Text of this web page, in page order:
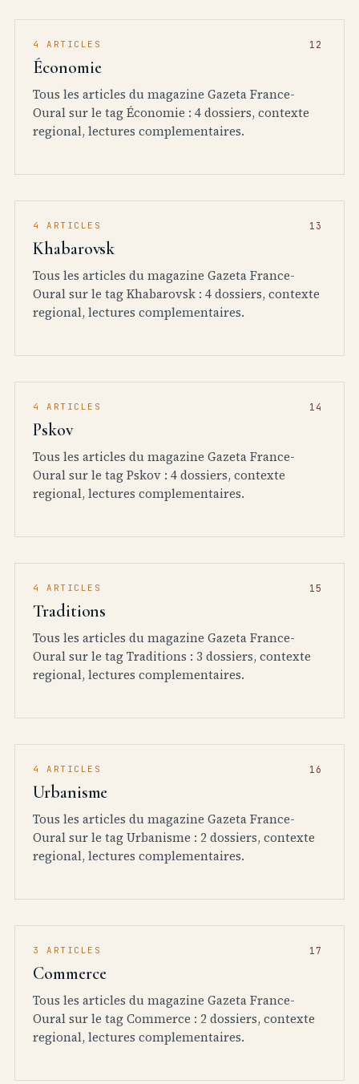
4 ARTICLES
Économie
Tous les articles du magazine Gazeta France-
Oural sur le tag Économie : 4 dossiers, contexte
regional, lectures complementaires.
4 ARTICLES
Khabarovsk
Tous les articles du magazine Gazeta France-
Oural sur le tag Khabarovsk : 4 dossiers, contexte
regional, lectures complementaires.
4 ARTICLES
Pskov
Tous les articles du magazine Gazeta France-
Oural sur le tag Pskov : 4 dossiers, contexte
regional, lectures complementaires.
4 ARTICLES
Traditions
Tous les articles du magazine Gazeta France-
Oural sur le tag Traditions : 3 dossiers, contexte
regional, lectures complementaires.
4 ARTICLES
Urbanisme
Tous les articles du magazine Gazeta France-
Oural sur le tag Urbanisme : 2 dossiers, contexte
regional, lectures complementaires.
3 ARTICLES
Commerce
Tous les articles du magazine Gazeta France-
Oural sur le tag Commerce : 2 dossiers, contexte
regional, lectures complementaires.